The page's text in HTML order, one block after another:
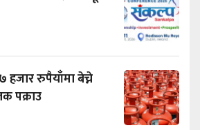
हजार रुपैयाँमा बेच्ने
पक्राउ